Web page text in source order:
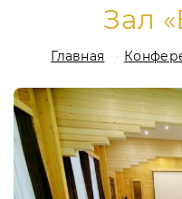
Зал
Главная